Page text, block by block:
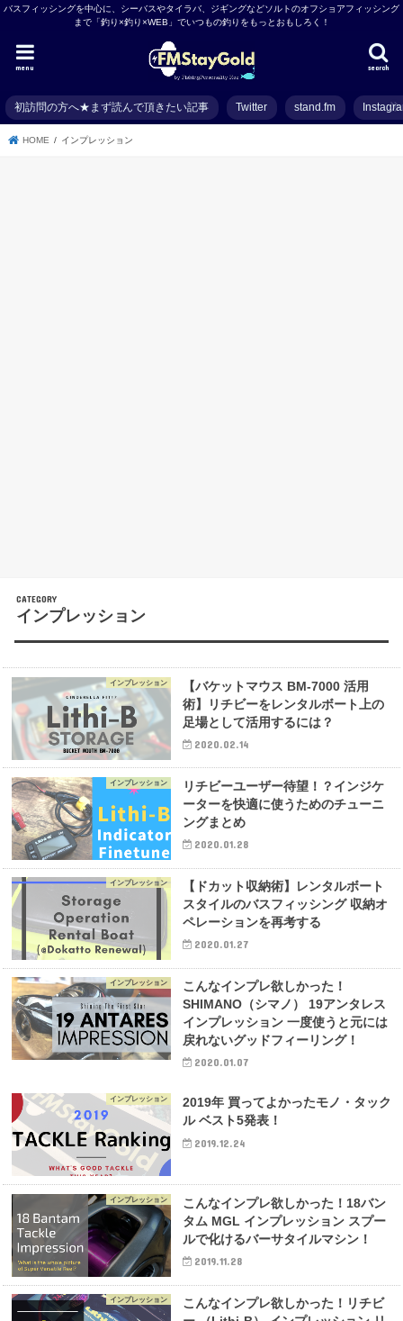
バスフィッシングを中心に、シーバスやタイラバ、ジギングなどソルトのオフショアフィッシング
まで「釣り×釣り×WEB」でいつもの釣りをもっとおもしろく！
search
menu
初訪問の方へ★まず読んで頂きたい記事 Twitter stand.fm
HOME インプレッション
インプレッション
インプレッション
【バケットマウス BM-7000 活用
術】リチビーをレンタルボート上の
足場として活用するには？
2020.02.14
インプレッション
リチビーユーザー待望！？インジケ
ーターを快適に使うためのチューニ
ングまとめ
2020.01.28
インプレッション
【ドカット収納術】レンタルボート
スタイルのバスフィッシング 収納オ
ペレーションを再考する
2020.01.27
インプレッション
こんなインプレ欲しかった！
SHIMANO（シマノ） 19アンタレス
インプレッション 一度使うと元には
戻れないグッドフィーリング！
2020.01.07
インプレッション
2019年 買ってよかったモノ・タック
ル ベスト5発表！
2019.12.24
インプレッション
こんなインプレ欲しかった！18バン
タム MGL インプレッション スプー
ルで化けるバーサタイルマシン！
2019.11.28
インプレッション
こんなインプレ欲しかった！リチビ